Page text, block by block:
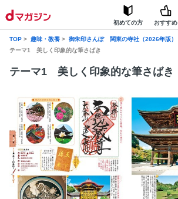
初めての方 おすすめ
TOP 趣味・教養
御朱印さんぽ 関東の寺社（2026年版）
テーマ1 美しく印象的な筆さばき
テーマ1 美しく印象的な筆さばき